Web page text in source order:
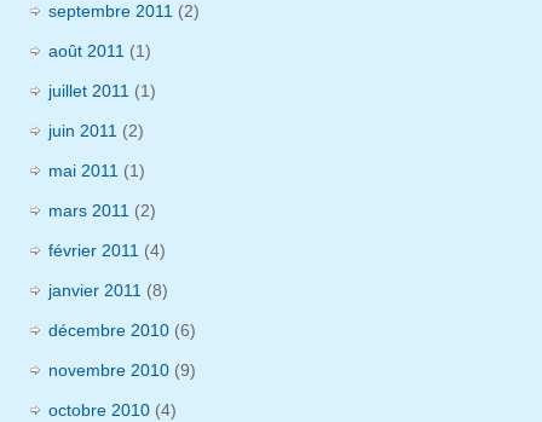
septembre 2011 (2)
août 2011 (1)
juillet 2011 (1)
juin 2011 (2)
mai 2011 (1)
mars 2011 (2)
février 2011 (4)
janvier 2011 (8)
décembre 2010 (6)
novembre 2010 (9)
octobre 2010 (4)